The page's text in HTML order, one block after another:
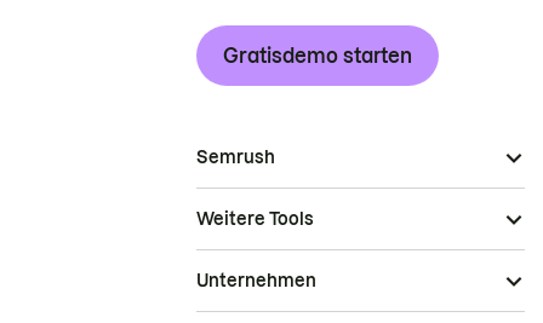
Gratisdemo starten
Semrush
Weitere Tools
Unternehmen